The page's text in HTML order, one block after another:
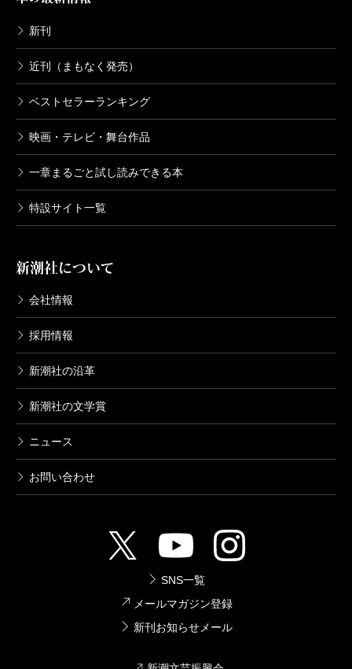
新刊
近刊（まもなく発売）
ベストセラーランキング
映画・テレビ・舞台作品
一章まるごと試し読みできる本
特設サイト一覧
新潮社について
会社情報
採用情報
新潮社の沿革
新潮社の文学賞
ニュース
お問い合わせ
SNS一覧
メールマガジン登録
新刊お知らせメール